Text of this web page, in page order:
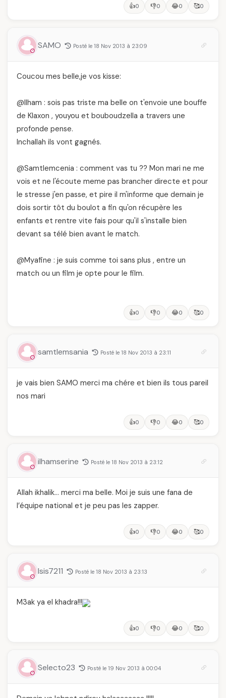
👍0 👎0 😂0 🥰0
SAMO Posté le 18 Nov 2013 à 23:09
Coucou mes belle,je vos kisse:
@Ilham : sois pas triste ma belle on t'envoie une bouffe
de Klaxon , youyou et bouboudzella a travers une
profonde pense.
Inchallah ils vont gagnés.
@Samtlemcenia : comment vas tu ?? Mon mari ne me
vois et ne l'écoute meme pas brancher directe et pour
le stresse j'en passe, et pire il m'informe que demain je
dois sortir tôt du boulot a fin qu'on récupère les
enfants et rentre vite fais pour qu'il s'installe bien
devant sa télé bien avant le match.
@Myafine : je suis comme toi sans plus , entre un
match ou un film je opte pour le film.
👍0 👎0 😂0 🥰0
samtlemsania Posté le 18 Nov 2013 à 23:11
je vais bien SAMO merci ma chére et bien ils tous pareil
nos mari
👍0 👎0 😂0 🥰0
ilhamserine Posté le 18 Nov 2013 à 23:12
Allah ikhalik… merci ma belle. Moi je suis une fana de
l’équipe national et je peu pas les zapper.
👍0 👎0 😂0 🥰0
Isis7211 Posté le 18 Nov 2013 à 23:13
M3ak ya el khadra!!!
👍0 👎0 😂0 🥰0
Selecto23 Posté le 19 Nov 2013 à 00:04